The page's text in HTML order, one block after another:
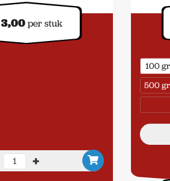
3,00per stuk
Kaas
-
+
100 gr
500 gr